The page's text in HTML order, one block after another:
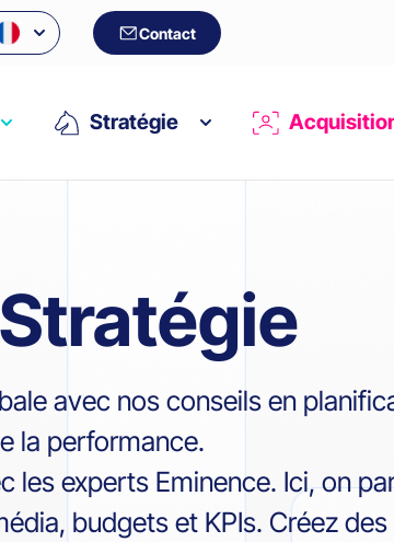
Contact
Stratégie
Stratégie
avec nos conseils en
la performance.
les experts Eminence. Ici, on
budgets et KPIs. Créez